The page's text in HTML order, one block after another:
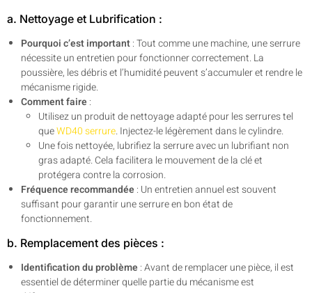
a. Nettoyage et Lubrification :
Pourquoi c’est important: Tout comme une machine, une serrure
nécessite un entretien pour fonctionner correctement. La
poussière, les débris et l’humidité peuvent s’accumuler et rendre le
mécanisme rigide.
Comment faire :
Utilisez un produit de nettoyage adapté pour les serrures tel
queWD40 serrure. Injectez-le légèrement dans le cylindre.
Une fois nettoyée, lubrifiez la serrure avec un lubrifiant non
gras adapté. Cela facilitera le mouvement de la clé et
protégera contre la corrosion.
Fréquence recommandée : Un entretien annuel est souvent
suffisant pour garantir une serrure en bon état de
fonctionnement.
b. Remplacement des pièces :
Identification du problème : Avant de remplacer une pièce, il est
essentiel de déterminer quelle partie du mécanisme est